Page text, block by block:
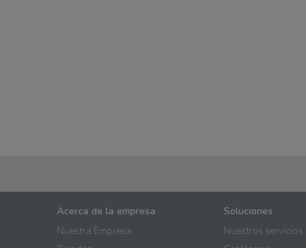
Acerca de la empresa
Nuestra Empresa
Soluciones
Nuestros servicios